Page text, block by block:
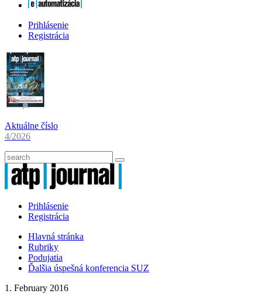
Prihlásenie
Registrácia
Aktuálne číslo
4/2026
Prihlásenie
Registrácia
Hlavná stránka
Rubriky
Podujatia
Ďalšia úspešná konferencia SUZ
1. February 2016